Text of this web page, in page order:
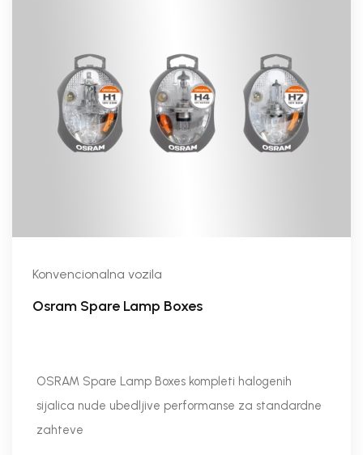
Konvencionalna vozila
Osram Spare Lamp Boxes
OSRAM Spare Lamp Boxes kompleti halogenih
sijalica nude ubedljive performanse za standardne
zahteve